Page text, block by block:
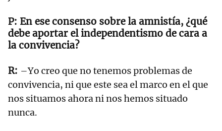
En ese consenso sobre la amnistía, ¿qué
debe aportar el independentismo de cara a
la convivencia?
–Yo creo que no tenemos problemas de
convivencia, ni que este sea el marco en el que
nos situamos ahora ni nos hemos situado
nunca.